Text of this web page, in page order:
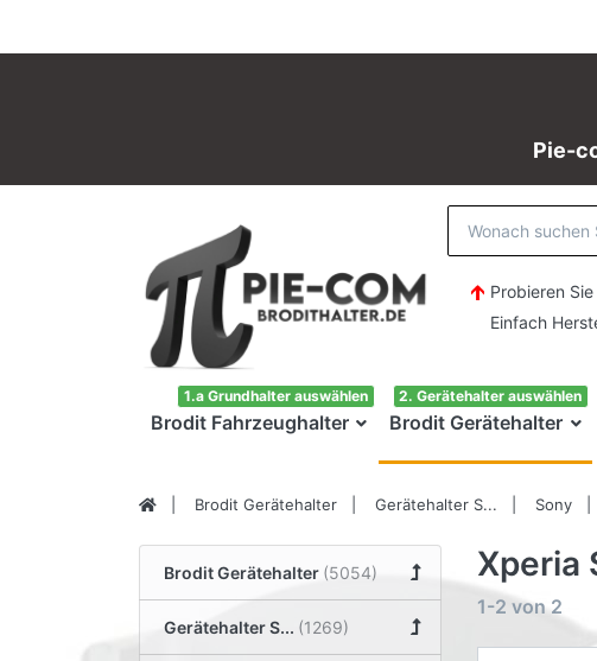
Pie-
Probieren
Einfach
Brodit Fahrzeughalter
1.a Grundhalter auswählen
Brodit Gerätehalter
2. Gerätehalter auswählen
Brodit Gerätehalter Gerätehalter S... Sony
Brodit Gerätehalter
Gerätehalter S...
Xperia
1-2 von 2